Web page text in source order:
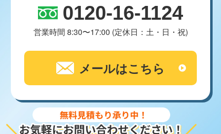
0120-16-1124
営業時間 8:30〜17:00 (定休日：土・日・祝)
メールはこちら